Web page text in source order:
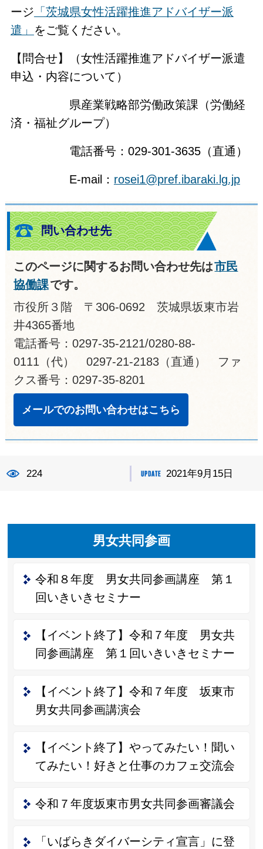
ージ 「茨城県女性活躍推進アドバイザー派
遣」 をご覧ください。
【問合せ】（女性活躍推進アドバイザー派遣
申込・内容について）
県産業戦略部労働政策課（労働経
済・福祉グループ）
電話番号：029-301-3635（直通）
E-mail： rosei1@pref.ibaraki.lg.jp
問い合わせ先
このページに関するお問い合わせ先は市民
協働課です。
市役所３階 〒306-0692 茨城県坂東市岩
井4365番地
電話番号：0297-35-2121/0280-88-
0111（代） 0297-21-2183（直通） ファ
クス番号：0297-35-8201
メールでのお問い合わせはこちら
224 2021年9月15日
男女共同参画
令和８年度 男女共同参画講座 第１
回いきいきセミナー
【イベント終了】令和７年度 男女共
同参画講座 第１回いきいきセミナー
【イベント終了】令和７年度 坂東市
男女共同参画講演会
【イベント終了】やってみたい！聞い
てみたい！好きと仕事のカフェ交流会
令和７年度坂東市男女共同参画審議会
「いばらきダイバーシティ宣言」に登